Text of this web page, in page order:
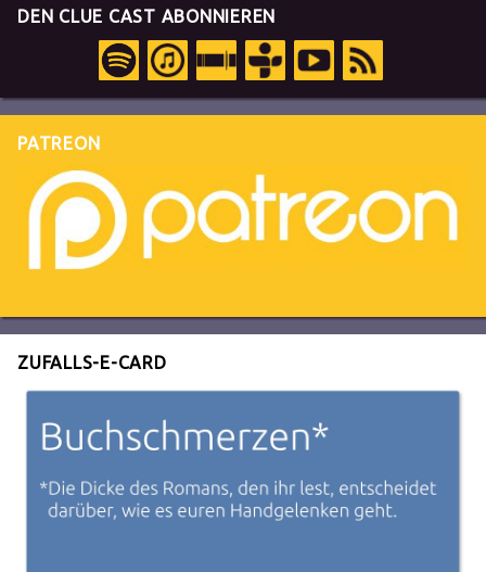
DEN CLUE CAST ABONNIEREN
PATREON
ZUFALLS-E-CARD